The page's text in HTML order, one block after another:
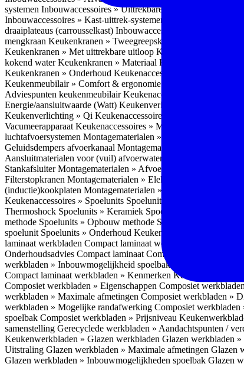
systemen Inbouwaccessoires » Uittrekbare ladesystemen
Inbouwaccessoires » Kast-uittrek-systemen
draaiplateaus (carrousselkast) Inbouwaccessoires » Onderhoud
mengkraan Keukenkranen » Tweegreepskraan
Keukenkranen » Met uittrekbare uitloop Keukenkranen »
kokend waterKeukenkranen » Materiaal Keukenkranen » Pvd
Keukenkranen » Onderhoud Keukenaccessoires »
Keukenmeubilair » Comfort & ergonomie
Adviespunten keukenmeubilairKeukenaccessoires »
Energie/aansluitwaarde (Watt) Keukenverlichting » Leddriver
Keukenverlichting » Qi Keukenaccessoires » Losse
Vacumeerapparaat Keukenaccessoires » Montagematerialen
luchtafvoersystemen Montagematerialen » Flexibele (ronde)
Geluidsdempers afvoerkanaal Montagematerialen »
Aansluitmaterialen voor (vuil) afvoerwater sifons
StankafsluiterMontagematerialen » Afvoerpluggen t.b.v.
Filterstopkranen Montagematerialen » Elektra aansluitmateriaal
(inductie)kookplaten Montagematerialen » Combiregelaar
Keukenaccessoires » Spoelunits Spoelunits » Types/soorten
Thermoshock Spoelunits » Keramiek Spoelunits » Tegelbakken
methode Spoelunits » Opbouw methode Spoelunits »
spoelunit Spoelunits » Onderhoud Keukenwerkbladen
laminaat werkbladen Compact laminaat werkbladen » Nadelen
Onderhoudsadvies Compact laminaat Compact laminaat
werkbladen » Inbouwmogelijkheid spoelbak Compact laminaat
Compact laminaat werkbladen » Kenmerken
Composiet werkbladen » Eigenschappen Composiet
werkbladen » Maximale afmetingen Composiet werkbladen »
werkbladen » Mogelijke randafwerking Composiet werkbladen
spoelbak Composiet werkbladen » Prijsniveau
samenstelling Gerecyclede werkbladen » Aandachtspunten /
Keukenwerkbladen » Glazen werkbladen Glazen werkbladen »
Uitstraling Glazen werkbladen » Maximale afmetingen Glazen
Glazen werkbladen » Inbouwmogelijkheden spoelbak Glazen